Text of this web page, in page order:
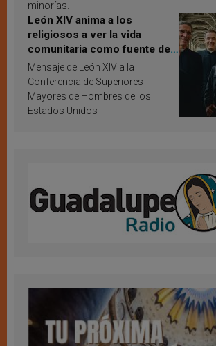
minorías.
León XIV anima a los
religiosos a ver la vida
comunitaria como fuente de
inspiración y santificación
Mensaje de León XIV a la
Conferencia de Superiores
Mayores de Hombres de los
Estados Unidos